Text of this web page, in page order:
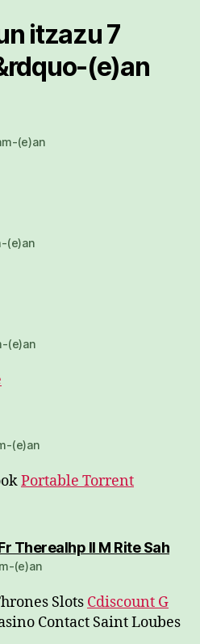
itzazu 7
(e)an
(e)an
(e)an
(e)an
(e)an
Portable Torrent
Therealhp Il M Rite Sahdio:
(e)an
Slots Cdiscount G
Contact Saint Loubes